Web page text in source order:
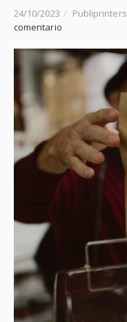
24/10/2023 / Publiprinters
comentario